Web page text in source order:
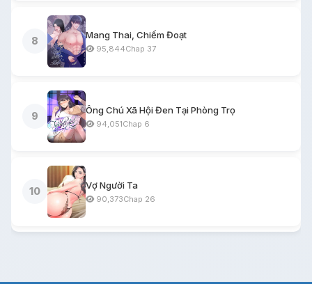
8
Mang Thai, Chiếm Đoạt
95,844Chap 37
9
Ông Chú Xã Hội Đen Tại Phòng Trọ
94,051Chap 6
10
Vợ Người Ta
90,373Chap 26